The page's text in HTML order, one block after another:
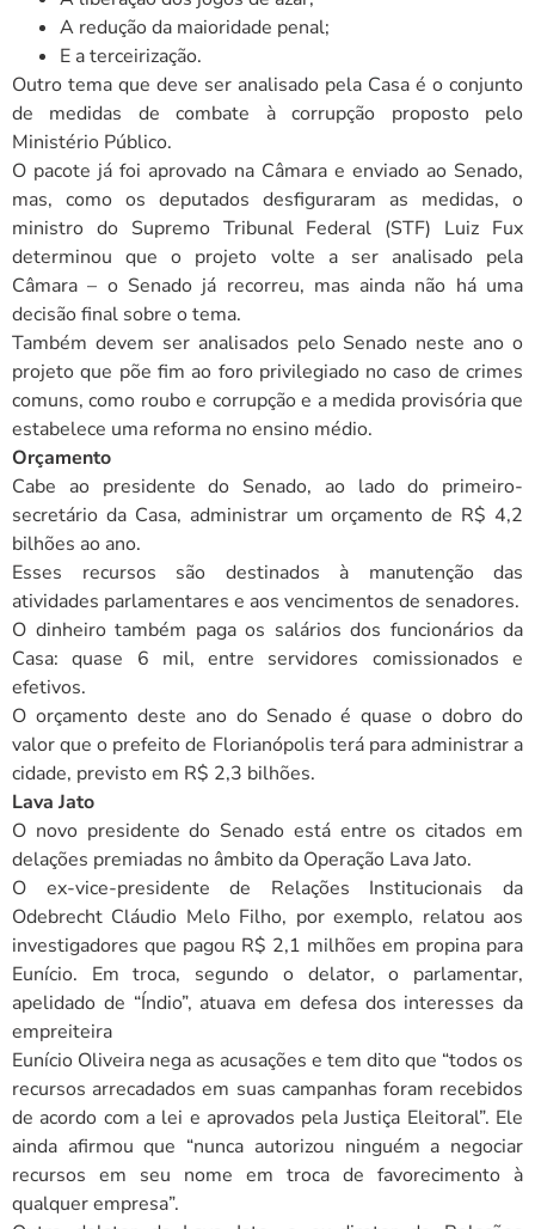
A redução da maioridade penal;
E a terceirização.
Outro tema que deve ser analisado pela Casa é o conjunto
de medidas de combate à corrupção proposto pelo
Ministério Público.
O pacote já foi aprovado na Câmara e enviado ao Senado,
mas, como os deputados desfiguraram as medidas, o
ministro do Supremo Tribunal Federal (STF) Luiz Fux
determinou que o projeto volte a ser analisado pela
Câmara – o Senado já recorreu, mas ainda não há uma
decisão final sobre o tema.
Também devem ser analisados pelo Senado neste ano o
projeto que põe fim ao foro privilegiado no caso de crimes
comuns, como roubo e corrupção e a medida provisória que
estabelece uma reforma no ensino médio.
Orçamento
Cabe ao presidente do Senado, ao lado do primeiro-
secretário da Casa, administrar um orçamento de R$ 4,2
bilhões ao ano.
Esses recursos são destinados à manutenção das
atividades parlamentares e aos vencimentos de senadores.
O dinheiro também paga os salários dos funcionários da
Casa: quase 6 mil, entre servidores comissionados e
efetivos.
O orçamento deste ano do Senado é quase o dobro do
valor que o prefeito de Florianópolis terá para administrar a
cidade, previsto em R$ 2,3 bilhões.
Lava Jato
O novo presidente do Senado está entre os citados em
delações premiadas no âmbito da Operação Lava Jato.
O ex-vice-presidente de Relações Institucionais da
Odebrecht Cláudio Melo Filho, por exemplo, relatou aos
investigadores que pagou R$ 2,1 milhões em propina para
Eunício. Em troca, segundo o delator, o parlamentar,
apelidado de “Índio”, atuava em defesa dos interesses da
empreiteira
Eunício Oliveira nega as acusações e tem dito que “todos os
recursos arrecadados em suas campanhas foram recebidos
de acordo com a lei e aprovados pela Justiça Eleitoral”. Ele
ainda afirmou que “nunca autorizou ninguém a negociar
recursos em seu nome em troca de favorecimento à
qualquer empresa”.